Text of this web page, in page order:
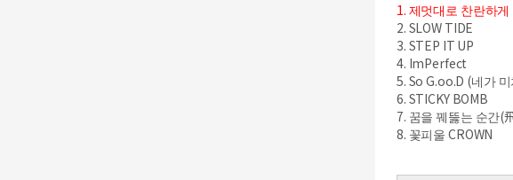
1. 제멋대로 찬란하
2. SLOW TIDE
3. STEP IT UP
4. ImPerfect
5. So G.oo.D (네가
6. STICKY BOMB
7. 꿈을 꿰뚫는 순간(
8. 꽃피울 CROWN